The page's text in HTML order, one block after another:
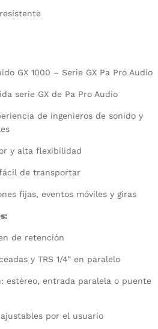
GX 1000 – Serie GX Pa Pro Audio
serie GX de Pa Pro Audio
de ingenieros de sonido y
y alta flexibilidad
de transportar
fijas, eventos móviles y giras
de retención
y TRS 1/4” en paralelo
estéreo, entrada paralela o puente
por el usuario